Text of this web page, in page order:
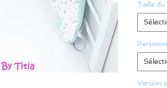
Taille du
Version